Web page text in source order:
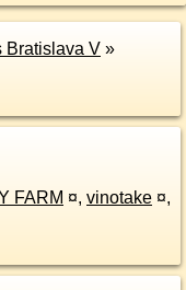
Bratislava V »
FARM ¤, vinotake ¤,